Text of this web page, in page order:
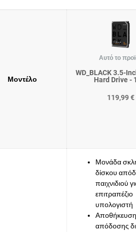
Μοντέλο
Αυτό το
WD_BLACK 3.5-
Hard Drive -
119,99 €
Μονάδα
δίσκου
παιχνιδιού
επιτραπέζιο
υπολογιστή
απόδοσης